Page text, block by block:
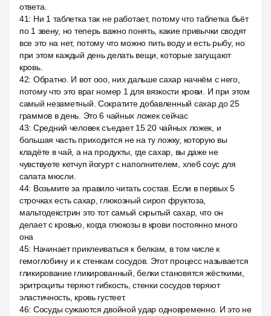
ответа.
41: Ни 1 таблетка так не работает, потому что таблетка бьёт
по 1 звену, но теперь важно понять, какие привычки сводят
все это на нет, потому что можно пить воду и есть рыбу, но
при этом каждый день делать вещи, которые загущают
кровь.
42: Обратно. И вот ооо, них дальше сахар начнём с него,
потому что это враг номер 1 для вязкости крови. И при этом
самый незаметный. Сократите добавленный сахар до 25
граммов в день. Это 6 чайных ложек сейчас
43: Средний человек съедает 15 20 чайных ложек, и
большая часть приходится не на ту ложку, которую вы
кладёте в чай, а на продукты, где сахар, вы даже не
чувствуете кетчуп йогурт с наполнителем, хлеб соус для
салата мюсли.
44: Возьмите за правило читать состав. Если в первых 5
строчках есть сахар, глюкозный сироп фруктоза,
мальтодекстрин это тот самый скрытый сахар, что он
делает с кровью, когда глюкозы в крови постоянно много
она
45: Начинает приклеиваться к белкам, в том числе к
гемоглобину и к стенкам сосудов. Этот процесс называется
гликирование гликированный, белки становятся жёсткими,
эритроциты теряют гибкость, стенки сосудов теряют
эластичность, кровь густеет.
46: Сосуды сужаются двойной удар одновременно. И это не